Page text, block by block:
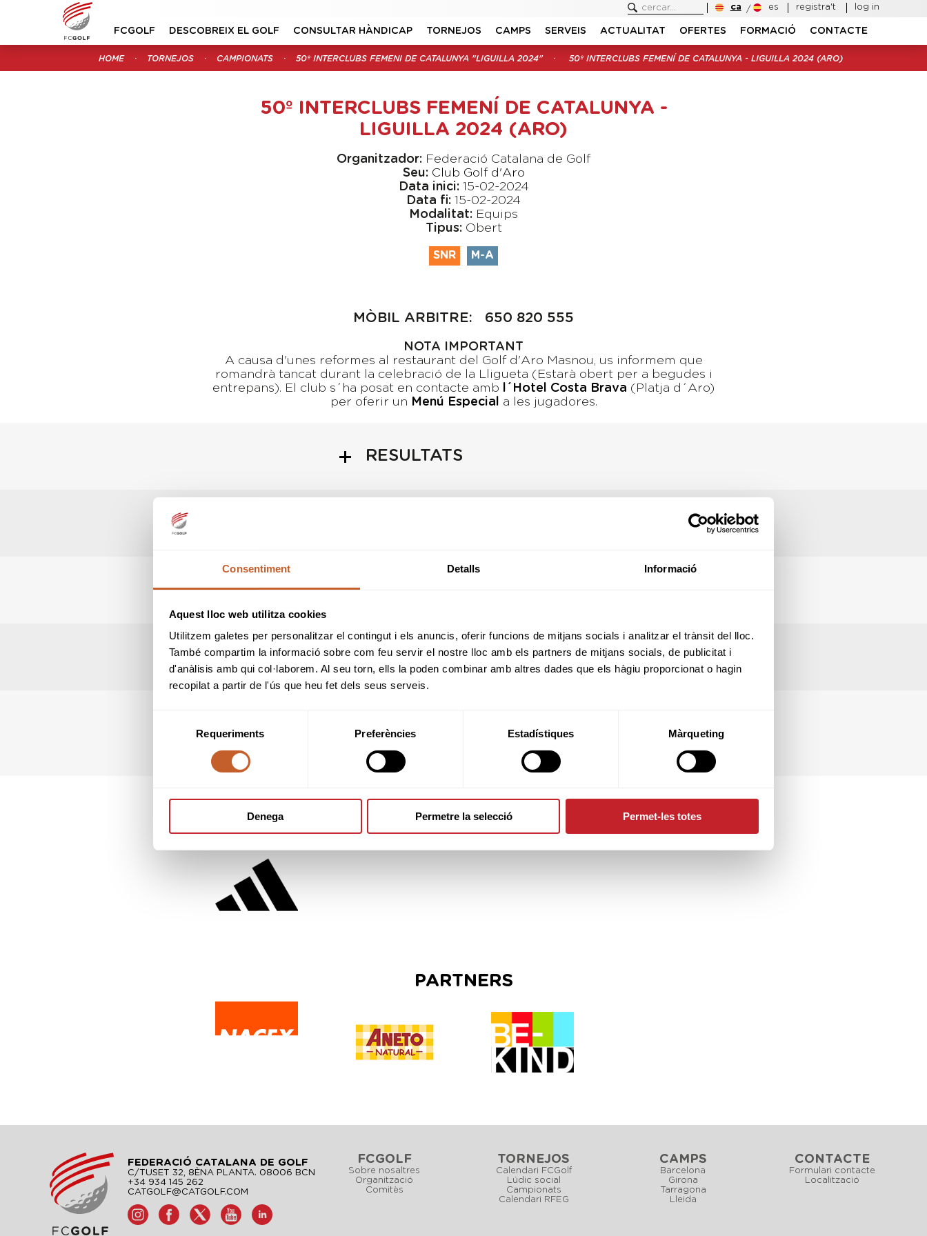
Consentiment Detalls Informació
Aquest lloc web utilitza cookies
Utilitzem galetes per personalitzar el contingut i els anuncis, oferir funcions de mitjans socials i analitzar el trànsit del lloc.
També compartim la informació sobre com feu servir el nostre lloc amb els partners de mitjans socials, de publicitat i
d'anàlisis amb qui col·laborem. Al seu torn, ells la poden combinar amb altres dades que els hàgiu proporcionat o hagin
recopilat a partir de l'ús que heu fet dels seus serveis.
consentiment
Requeriments Preferències Estadístiques Màrqueting
Denega Permetre la selecció Permet-les totes
ca es registra't log in
FCGOLF DESCOBREIX EL GOLF CONSULTAR HÀNDICAP TORNEJOS CAMPS SERVEIS ACTUALITAT OFERTES FORMACIÓ CONTACTE
HOME TORNEJOS CAMPIONATS 50º INTERCLUBS FEMENI DE CATALUNYA "LIGUILLA 2024" 50º INTERCLUBS FEMENÍ DE CATALUNYA - LIGUILLA 2024 (ARO)
50º INTERCLUBS FEMENÍ DE CATALUNYA -
LIGUILLA 2024 (ARO)
Organitzador: Federació Catalana de Golf
Seu: Club Golf d'Aro
Data inici: 15-02-2024
Data fi: 15-02-2024
Modalitat: Equips
Tipus: Obert
SNR M-A
MÒBIL ARBITRE: 650 820 555
NOTA IMPORTANT
A causa d'unes reformes al restaurant del Golf d'Aro Masnou, us informem que
romandrà tancat durant la celebració de la Lligueta (Estarà obert per a begudes i
entrepans). El club s´ha posat en contacte amb l´Hotel Costa Brava (Platja d´Aro)
per oferir un Menú Especial a les jugadores.
RESULTATS
REGLES LOCALS
COMPETICIÓ
PARTNERS
FEDERACIÓ CATALANA DE GOLF
C/TUSET 32, 8ÈNA PLANTA. 08006 BCN
+34 934 145 262
CATGOLF@CATGOLF.COM
FCGOLF
Sobre nosaltres
Organització
Comitès
TORNEJOS
Calendari FCGolf
Lúdic social
Campionats
Calendari RFEG
CAMPS
Barcelona
Girona
Tarragona
Lleida
CONTACTE
Formulari contacte
Localització